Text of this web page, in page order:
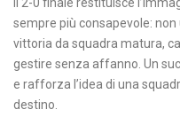
sempre più consapevole:
vittoria da squadra matura,
gestire senza affanno. Un
e rafforza l’idea di una
destino.